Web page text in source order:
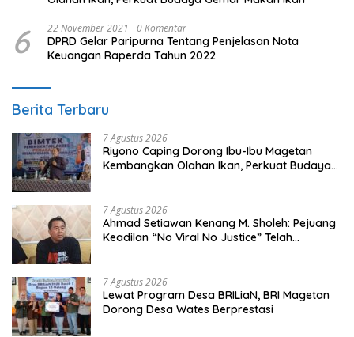
6 22 November 2021 0 Komentar
DPRD Gelar Paripurna Tentang Penjelasan Nota
Keuangan Raperda Tahun 2022
Berita Terbaru
7 Agustus 2026
Riyono Caping Dorong Ibu-Ibu Magetan
Kembangkan Olahan Ikan, Perkuat Budaya
7 Agustus 2026
Ahmad Setiawan Kenang M. Sholeh: Pejuang
Keadilan “No Viral No Justice” Telah
7 Agustus 2026
Lewat Program Desa BRILiaN, BRI Magetan
Dorong Desa Wates Berprestasi